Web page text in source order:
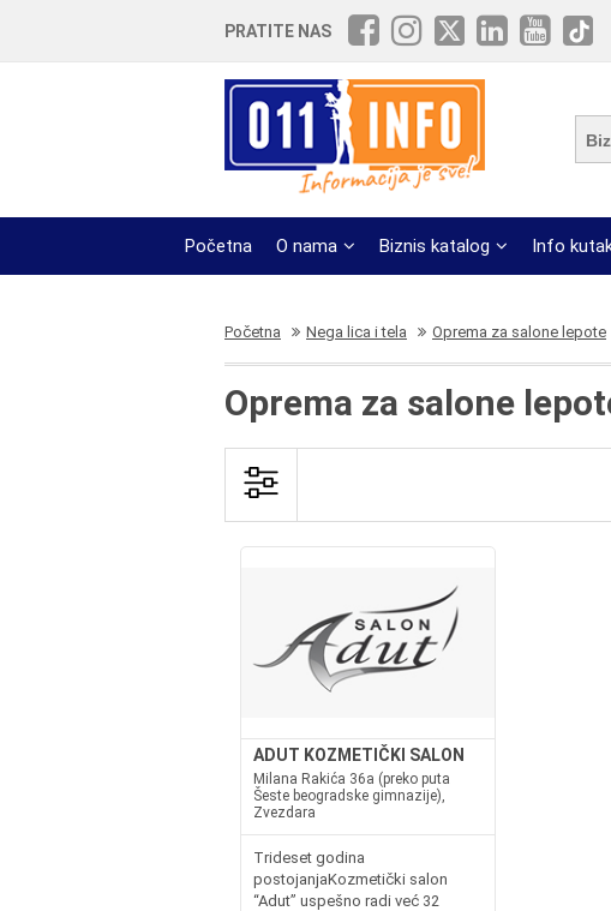
PRATITE NAS
Početna O nama Biznis katalog Info
Početna Nega lica i tela Oprema za salone lepote
Oprema za salone
ADUT KOZMETIČKI SALON
Milana Rakića 36a (preko puta
Šeste beogradske gimnazije),
Zvezdara
Trideset godina
postojanjaKozmetički salon
“Adut” uspešno radi već 32